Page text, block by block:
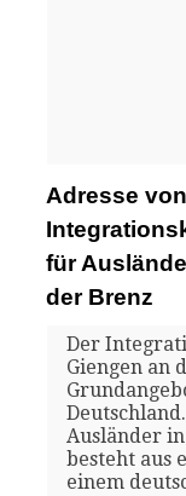
Adresse
für
der Brenz
Der
Giengen an
Ausländer
besteht aus
einem